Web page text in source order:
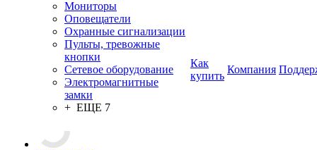
Мониторы
Оповещатели
Охранные сигнализации
Пульты, тревожные
кнопки
Сетевое оборудование
Электромагнитные
замки
+ ЕЩЕ 7
Как
купить
Компания